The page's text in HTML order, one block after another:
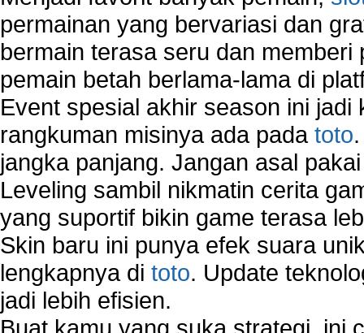
permainan yang bervariasi dan
bermain terasa seru dan
pemain betah berlama-lama di
Event spesial akhir season ini
rangkuman misinya ada pada toto
jangka panjang. Jangan asal
Leveling sambil nikmatin cerita
yang suportif bikin game terasa
Skin baru ini punya efek suara
lengkapnya di toto. Update
jadi lebih efisien.